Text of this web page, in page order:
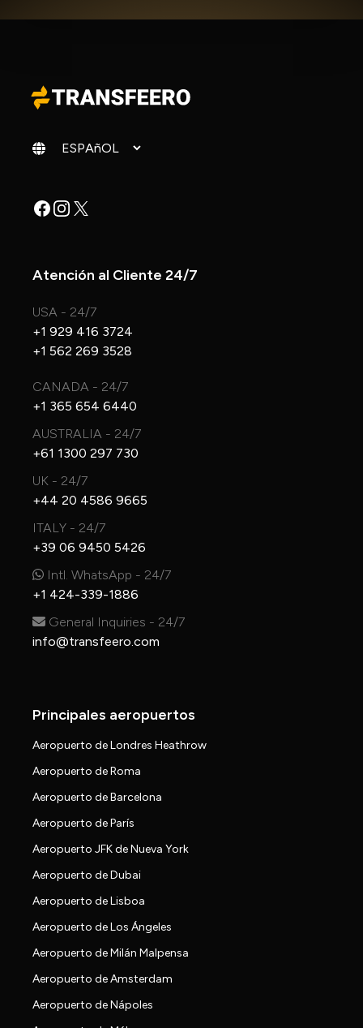
Cambiar idioma
Facebook
Instagram
X
Atención al Cliente 24/7
USA - 24/7
+1 929 416 3724
+1 562 269 3528
CANADA - 24/7
+1 365 654 6440
AUSTRALIA - 24/7
+61 1300 297 730
UK - 24/7
+44 20 4586 9665
ITALY - 24/7
+39 06 9450 5426
Intl. WhatsApp - 24/7
+1 424-339-1886
General Inquiries - 24/7
info@transfeero.com
Principales aeropuertos
Aeropuerto de Londres Heathrow
Aeropuerto de Roma
Aeropuerto de Barcelona
Aeropuerto de París
Aeropuerto JFK de Nueva York
Aeropuerto de Dubai
Aeropuerto de Lisboa
Aeropuerto de Los Ángeles
Aeropuerto de Milán Malpensa
Aeropuerto de Amsterdam
Aeropuerto de Nápoles